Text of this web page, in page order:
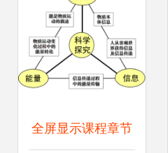
全屏显示课程章节